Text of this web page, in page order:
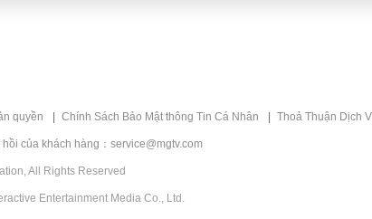
quyền Chính Sách Bảo Mật thông Tin Cá Nhân Thoả Thuận Dịch
hồi của khách hàng：service@mgtv.com
All Rights Reserved
Entertainment Media Co., Ltd.